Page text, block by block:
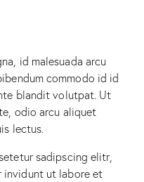
id malesuada arcu
commodo id id
blandit volutpat. Ut
odio arcu aliquet
lectus.
sadipscing elitr,
invidunt ut labore et